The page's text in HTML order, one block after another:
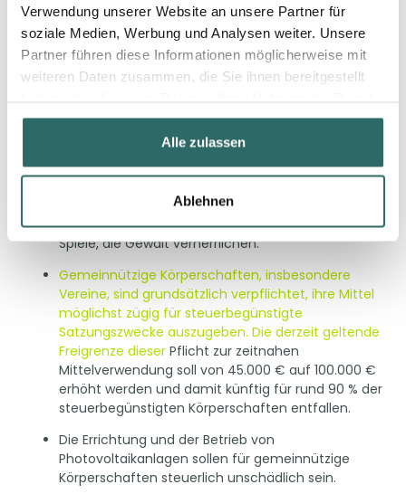
Verwendung unserer Website an unsere Partner für
soziale Medien, Werbung und Analysen weiter. Unsere
Partner führen diese Informationen möglicherweise mit
weiteren Daten zusammen, die Sie ihnen bereitgestellt
gesammelt haben.
Alle zulassen
Ablehnen
Die sog. Ehrenamtspauschale, die für
nebenberufliche Tätigkeiten im gemeinnützigen
Bereich gilt und die ebenfalls eine Steuerfreiheit
bestimmt, soll ab 1.1.2026 von 840 € auf 960 €
erhöht werden.
Daneben sind im Gemeinnützigkeitsbereich u. a.
folgende Änderungen geplant:
E-Sport, also der Wettkampf in Video- und
umfasst werden und damit zum gemeinnützigen
Bereich gehören. Nicht einbezogen werden sollen
Spiele, die Gewalt verherrlichen.
Gemeinnützige Körperschaften, insbesondere
Vereine, sind grundsätzlich verpflichtet, ihre Mittel
möglichst zügig für steuerbegünstigte
Satzungszwecke auszugeben. Die derzeit geltende
Freigrenze dieser Pflicht zur zeitnahen
Mittelverwendung soll von 45.000 € auf 100.000 €
erhöht werden und damit künftig für rund 90 % der
steuerbegünstigten Körperschaften entfallen.
Die Errichtung und der Betrieb von
Photovoltaikanlagen sollen für gemeinnützige
Körperschaften steuerlich unschädlich sein.